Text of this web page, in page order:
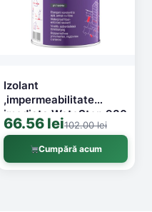
Izolant
,impermeabilitate
imediata WateStop 930
1l Penosil H4798
66.56 lei102.00 lei
Cumpără acum